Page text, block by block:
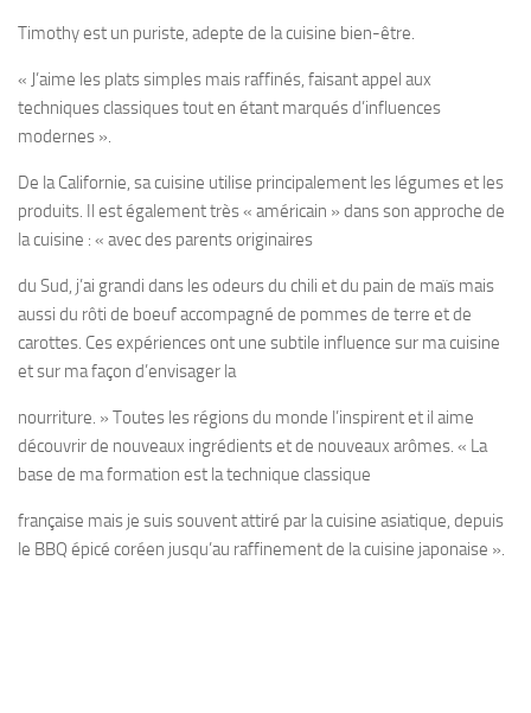
Timothy est un puriste, adepte de la cuisine bien-être.
« J’aime les plats simples mais raffinés, faisant appel aux
techniques classiques tout en étant marqués d’influences
modernes ».
De la Californie, sa cuisine utilise principalement les légumes et les
produits. Il est également très « américain » dans son approche de
la cuisine : « avec des parents originaires
du Sud, j’ai grandi dans les odeurs du chili et du pain de maïs mais
aussi du rôti de boeuf accompagné de pommes de terre et de
carottes. Ces expériences ont une subtile influence sur ma cuisine
et sur ma façon d’envisager la
nourriture. » Toutes les régions du monde l’inspirent et il aime
découvrir de nouveaux ingrédients et de nouveaux arômes. « La
base de ma formation est la technique classique
française mais je suis souvent attiré par la cuisine asiatique, depuis
le BBQ épicé coréen jusqu’au raffinement de la cuisine japonaise ».